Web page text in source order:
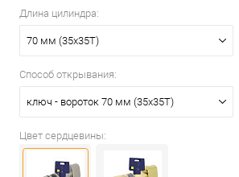
Длина цилиндра:
70 мм (35x35T)
Способ открывания:
ключ - вороток 70 мм (35x35T)
Цвет сердцевины: